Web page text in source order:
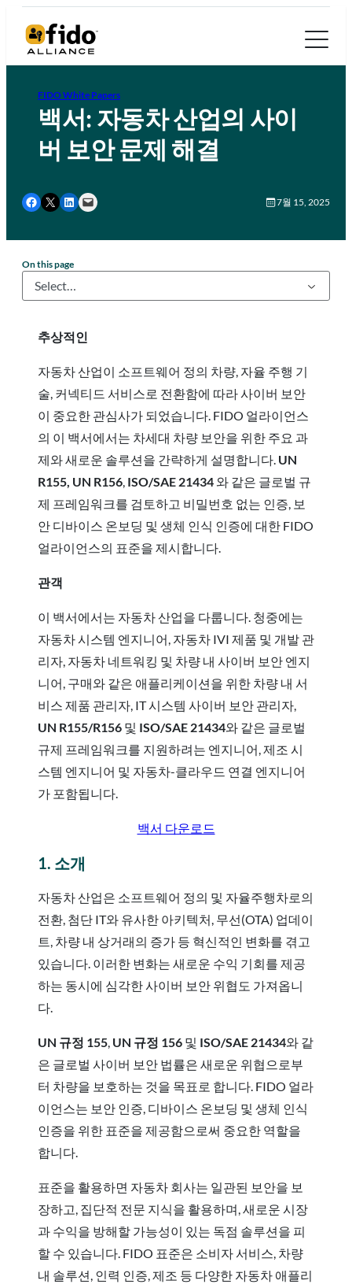
FIDO White Papers
백서: 자동차 산업의 사이
버 보안 문제 해결
Share on Facebook
Share on X Share on LinkedIn
Email this Page 7월 15, 2025
On this page
추상적인
자동차 산업이 소프트웨어 정의 차량, 자율 주행 기
술, 커넥티드 서비스로 전환함에 따라 사이버 보안
이 중요한 관심사가 되었습니다. FIDO 얼라이언스
의 이 백서에서는 차세대 차량 보안을 위한 주요 과
제와 새로운 솔루션을 간략하게 설명합니다. UN
R155, UN R156, ISO/SAE 21434 와 같은 글로벌 규
제 프레임워크를 검토하고 비밀번호 없는 인증, 보
안 디바이스 온보딩 및 생체 인식 인증에 대한 FIDO
얼라이언스의 표준을 제시합니다.
관객
이 백서에서는 자동차 산업을 다룹니다. 청중에는
자동차 시스템 엔지니어, 자동차 IVI 제품 및 개발 관
리자, 자동차 네트워킹 및 차량 내 사이버 보안 엔지
니어, 구매와 같은 애플리케이션을 위한 차량 내 서
비스 제품 관리자, IT 시스템 사이버 보안 관리자,
UN R155/R156 및 ISO/SAE 21434와 같은 글로벌
규제 프레임워크를 지원하려는 엔지니어, 제조 시
스템 엔지니어 및 자동차-클라우드 연결 엔지니어
가 포함됩니다.
백서 다운로드
1. 소개
자동차 산업은 소프트웨어 정의 및 자율주행차로의
전환, 첨단 IT와 유사한 아키텍처, 무선(OTA) 업데이
트, 차량 내 상거래의 증가 등 혁신적인 변화를 겪고
있습니다. 이러한 변화는 새로운 수익 기회를 제공
하는 동시에 심각한 사이버 보안 위협도 가져옵니
다.
UN 규정 155 UN 규정 156 및 ISO/SAE 21434와 같
은 글로벌 사이버 보안 법률은 새로운 위협으로부
터 차량을 보호하는 것을 목표로 합니다. FIDO 얼라
이언스는 보안 인증, 디바이스 온보딩 및 생체 인식
인증을 위한 표준을 제공함으로써 중요한 역할을
합니다.
표준을 활용하면 자동차 회사는 일관된 보안을 보
장하고, 집단적 전문 지식을 활용하며, 새로운 시장
과 수익을 방해할 가능성이 있는 독점 솔루션을 피
할 수 있습니다. FIDO 표준은 소비자 서비스, 차량
내 솔루션, 인력 인증, 제조 등 다양한 자동차 애플리